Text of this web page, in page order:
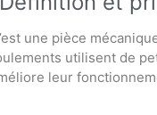
une pièce
utilisent de
leur